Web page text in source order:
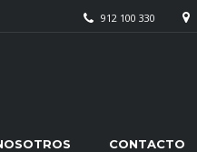
912 100 330
CONTACTO